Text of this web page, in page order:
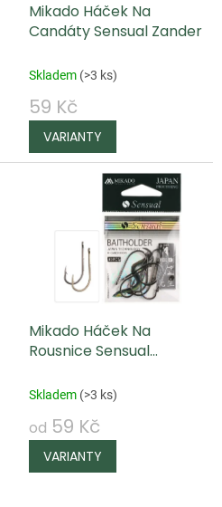
Mikado Háček Na
Candáty Sensual Zander
Skladem (>3 ks)
59 Kč
Mikado Háček Na
Rousnice Sensual
Skladem (>3 ks)
od 59 Kč